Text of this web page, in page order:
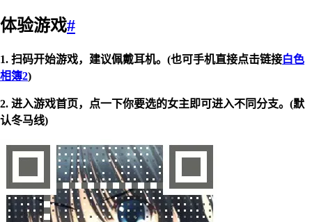
体验游戏#
1. 扫码开始游戏，建议佩戴耳机。(也可手机直接点击链接白色
相簿2)
2. 进入游戏首页，点一下你要选的女主即可进入不同分支。(默
认冬马线)